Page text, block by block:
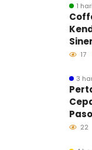
1
17
3
22